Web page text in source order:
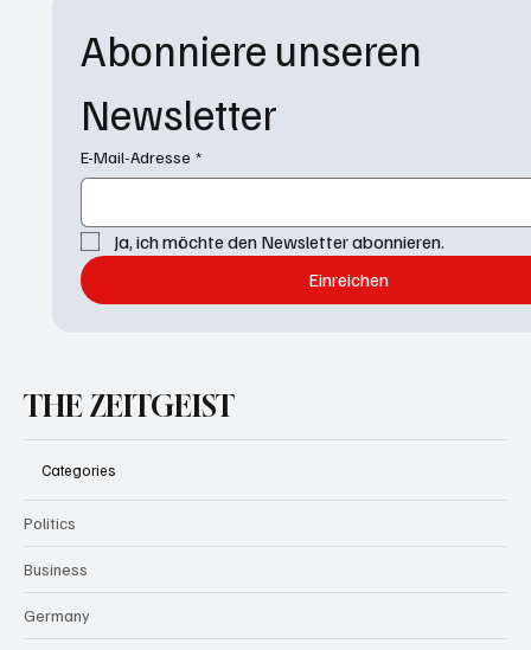
Abonniere unseren
Newsletter
E-Mail-Adresse *
Ja, ich möchte den Newsletter abonnieren.
Einreichen
THE ZEITGEIST
Categories
Politics
Business
Germany